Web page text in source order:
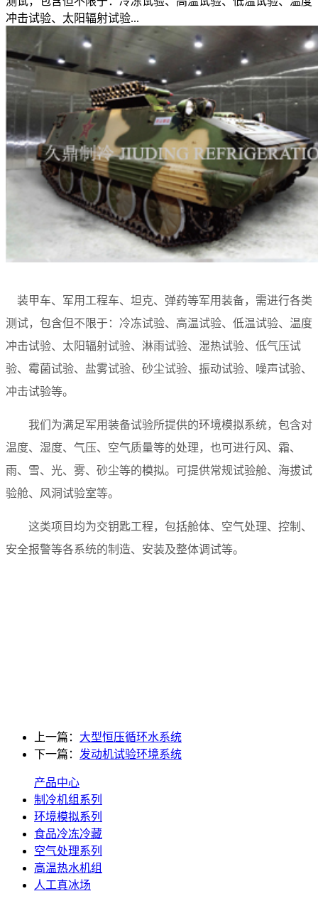
冲击试验、太阳辐射试验...
装甲车、军用工程车、坦克、弹药等军用装备，需进行各类
测试，包含但不限于：冷冻试验、高温试验、低温试验、温度
冲击试验、太阳辐射试验、淋雨试验、湿热试验、低气压试
验、霉菌试验、盐雾试验、砂尘试验、振动试验、噪声试验、
冲击试验等。
我们为满足军用装备试验所提供的环境模拟系统，包含对
温度、湿度、气压、空气质量等的处理，也可进行风、霜、
雨、雪、光、雾、砂尘等的模拟。可提供常规试验舱、海拔试
验舱、风洞试验室等。
这类项目均为交钥匙工程，包括舱体、空气处理、控制、
安全报警等各系统的制造、安装及整体调试等。
上一篇： 大型恒压循环水系统
下一篇： 发动机试验环境系统
产品中心
制冷机组系列
环境模拟系列
食品冷冻冷藏
空气处理系列
高温热水机组
人工真冰场